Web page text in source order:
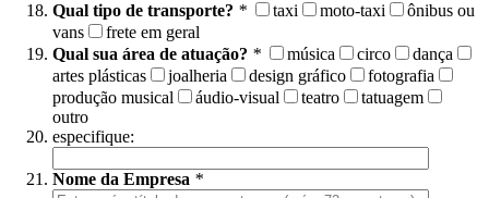
Qual tipo de transporte? * taxi moto-taxi
ônibus ou
vans
frete em geral
Qual sua área de atuação? * música circo
dança
artes plásticas
joalheria design gráfico
fotografia
produção musical
áudio-visual teatro
tatuagem
outro
especifique:
Nome da Empresa *